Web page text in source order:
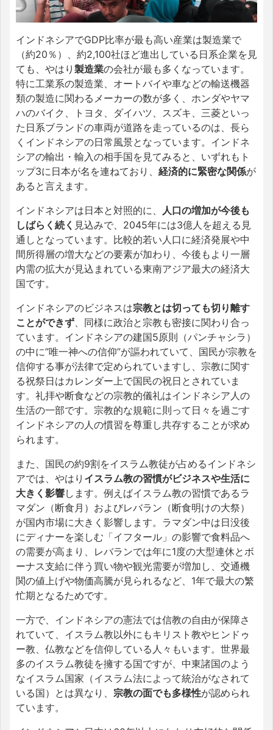
インドネシアでGDP比率が最も高い産業は製造業で
（約20％）、約2,100社ほど進出している日系企業を見
ても、やはり 製造業の会社が最も多くなっています。
特に工業系の製造業、オートバイや車などの輸送機器
類の製造に関わるメーカーの数が多く、ホンダやヤマ
ハのバイク、トヨタ、ダイハツ、スズキ、三菱といっ
た日系ブランドの車両が道路を走っているのは、長ら
くインドネシアの日常風景となっています。インドネ
シアの輸出・輸入の相手国を見てみると、いずれもト
ップ3に日本が名を連ねており、 経済的に緊密な関係が
あると言えます。
インドネシアは日本と対照的に、
人口の増加が今後も
しばらく続く 見込みで、2045年には3億人を超える見
通しとなっています。比較的若い人口に経済発展や中
間所得層の増大などの要素が加わり、今後もより一層
内需の拡大が見込まれている東南アジア最大の経済大
国です。
インドネシアのビジネスは宗教とは切っても切り離す
ことができず 、同様に政治と宗教も密接に関わり合っ
ています。インドネシアの建国5原則（パンチャシラ）
の中に”唯一神への信仰”が謳われていて、国民が宗教を
信仰する事が法律で定められていますし、宗教に関す
る祝祭日はカレンダー上で国民の祝日とされていま
す。礼拝や断食などの宗教的儀礼はインドネシア人の
生活の一部です。宗教的な規範に則って日々を過ごす
インドネシアの人の慣習を尊重し共存することが求め
られます。
また、国民の約9割をイスラム教徒が占めるインドネシ
アでは、やはり イスラム教の習慣がビジネスや生活に
大きく影響します。例えばイスラム教の習慣であるラ
マダン（断食月）およびレバラン（断食明けの大祭）
が国内市場に大きく影響します。ラマダン中は日没後
にディナーを楽しむ「イフタール」の影響で食料品へ
の需要が高まり、レバランでは年に1度の大型連休とボ
ーナス支給に伴う買い物や観光需要が増加し、交通機
関の値上げや物価高騰が見られるなど、1年で最大の繁
忙期となるためです。
一方で、インドネシアの憲法では信教の自由が保障さ
れていて、イスラム教以外にもキリスト教やヒンドゥ
ー教、仏教などを信仰している人々もいます。世界最
多のイスラム教徒を擁する国ですが、中東諸国のよう
なイスラム国家（イスラム法によって統治がなされて
いる国）とは異なり、 宗教の面でも多様性が認められ
ています。